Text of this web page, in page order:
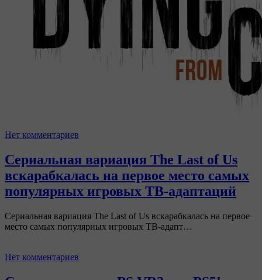
Нет комментариев
Сериальная вариация The Last of Us
вскарабкалась на первое место самых
популярных игровых ТВ-адаптаций
Сериальная вариация The Last of Us вскарабкалась на первое
место самых популярных игровых ТВ-адапт…
Нет комментариев